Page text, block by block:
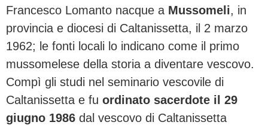
Francesco Lomanto nacque a Mussomeli, in
provincia e diocesi di Caltanissetta, il 2 marzo
1962; le fonti locali lo indicano come il primo
mussomelese della storia a diventare vescovo.
Compì gli studi nel seminario vescovile di
Caltanissetta e fu ordinato sacerdote il 29
giugno 1986 dal vescovo di Caltanissetta